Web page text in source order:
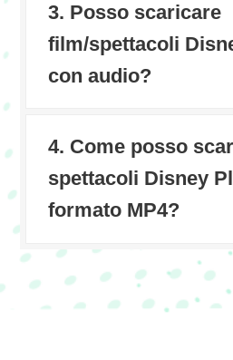
3. Posso scaricare
film/spettacoli
con audio?
4. Come posso
spettacoli Disney
formato MP4?